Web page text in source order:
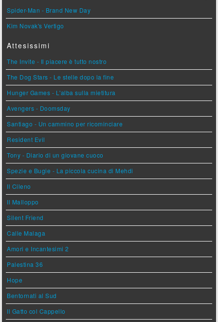
Spider-Man - Brand New Day
Kim Novak's Vertigo
Attesissimi
The Invite - Il piacere è tutto nostro
The Dog Stars - Le stelle dopo la fine
Hunger Games - L'alba sulla mietitura
Avengers - Doomsday
Santiago - Un cammino per ricominciare
Resident Evil
Tony - Diario di un giovane cuoco
Spezie e Bugie - La piccola cucina di Mehdi
Il Cileno
Il Malloppo
Silent Friend
Calle Malaga
Amori e Incantesimi 2
Palestina 36
Hope
Bentornati al Sud
Il Gatto col Cappello